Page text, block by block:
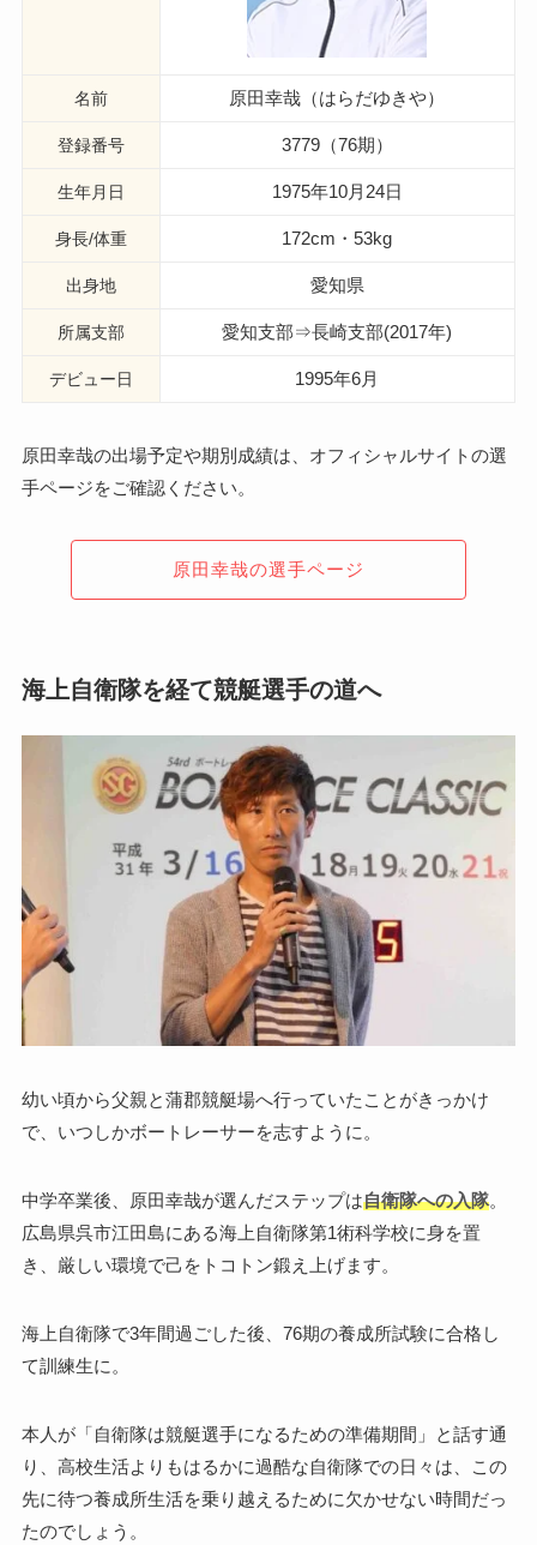
名前 原田幸哉（はらだゆきや）
登録番号 3779（76期）
生年月日 1975年10月24日
身長/体重 172cm・53kg
出身地 愛知県
所属支部 愛知支部⇒長崎支部(2017年)
デビュー日 1995年6月
原田幸哉の出場予定や期別成績は、オフィシャルサイトの選
手ページをご確認ください。
原田幸哉の選手ページ
海上自衛隊を経て競艇選手の道へ
幼い頃から父親と蒲郡競艇場へ行っていたことがきっかけ
で、いつしかボートレーサーを志すように。
中学卒業後、原田幸哉が選んだステップは自衛隊への入隊。
広島県呉市江田島にある海上自衛隊第1術科学校に身を置
き、厳しい環境で己をトコトン鍛え上げます。
海上自衛隊で3年間過ごした後、76期の養成所試験に合格し
て訓練生に。
本人が「自衛隊は競艇選手になるための準備期間」と話す通
り、高校生活よりもはるかに過酷な自衛隊での日々は、この
先に待つ養成所生活を乗り越えるために欠かせない時間だっ
たのでしょう。